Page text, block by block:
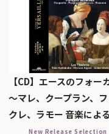
【CD】エースのフォー
～マレ、クープラン、
クレ、ラモー 音楽によ
New Release Selection